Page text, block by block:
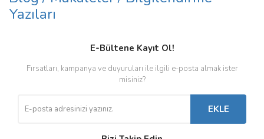
Yazıları
E-Bültene Kayıt Ol!
Fırsatları, kampanya ve duyuruları ile ilgili e-posta almak ister
misiniz?
EKLE